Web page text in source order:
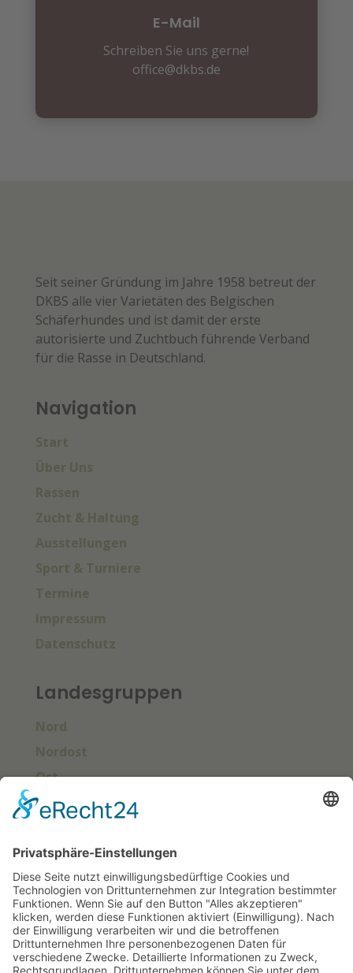
E-Mail
Schreiben Sie uns gerne!
office@dkbs.de
Seit seiner Gründung im Jahre 1958 betreut der
DKBS alle vier Varietäten des Belgischen
Schäferhundes und ist damit der erste
autorisierte und Zuchtbuch führende Verband
für die Rasse in Deutschland.
Navigation
Start
Über Uns
Rassen
Zucht & Haltung
Ausstellungen
Sport & Turniere
Termine
Impressum
Datenschutz
Landesgruppen
Nord
Nordost
Ost
Süd
West